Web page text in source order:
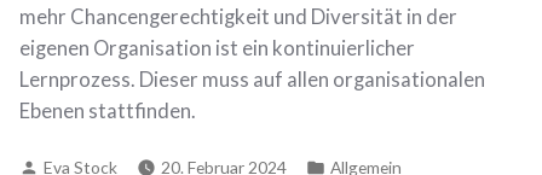
mehr Chancengerechtigkeit und Diversität in der
eigenen Organisation ist ein kontinuierlicher
Lernprozess. Dieser muss auf allen organisationalen
Ebenen stattfinden.
Verfasst
Eva Stock 20. Februar 2024 Veröffentlicht
Allgemein